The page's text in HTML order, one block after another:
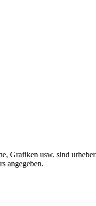
Grafiken usw. sind
angegeben.